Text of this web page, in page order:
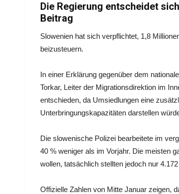
Die Regierung entscheidet
Beitrag
Slowenien hat sich verpflichtet, 1,8
beizusteuern.
In einer Erklärung gegenüber dem
Torkar, Leiter der Migrationsdirektion im
entschieden, da Umsiedlungen eine
Unterbringungskapazitäten darstellen
Die slowenische Polizei bearbeitete im
40 % weniger als im Vorjahr. Die meisten
wollen, tatsächlich stellten jedoch nur
Offizielle Zahlen von Mitte Januar zeigen,